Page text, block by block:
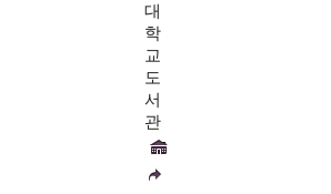
대
학
교
도
서
관